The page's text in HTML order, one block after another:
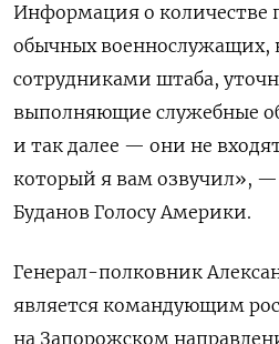
Информация о количестве
обычных военнослужащих,
сотрудниками штаба,
выполняющие служебные
и так далее — они не
который я вам озвучил»,
Буданов Голосу Америки.
Генерал-полковник
является командующим
на Запорожском